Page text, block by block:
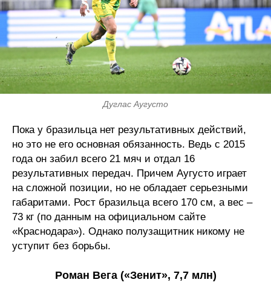
Дуглас Аугусто
Пока у бразильца нет результативных действий,
но это не его основная обязанность. Ведь с 2015
года он забил всего 21 мяч и отдал 16
результативных передач. Причем Аугусто играет
на сложной позиции, но не обладает серьезными
габаритами. Рост бразильца всего 170 см, а вес –
73 кг (по данным на официальном сайте
«Краснодара»). Однако полузащитник никому не
уступит без борьбы.
Роман Вега («Зенит», 7,7 млн)